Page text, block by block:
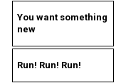
You want something
new
Run! Run! Run!